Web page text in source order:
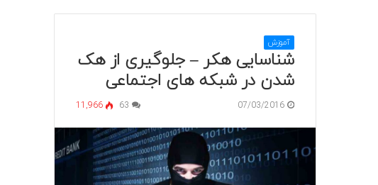
آموزش
شناسایی هکر – جلوگیری از هک
شدن در شبکه های اجتماعی
07/03/2016
63
11,966